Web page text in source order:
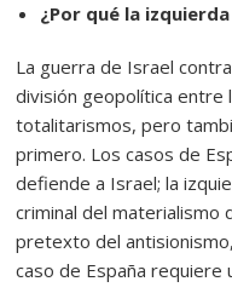
¿Por qué la
La guerra de Israel
división geopolítica entre
totalitarismos, pero
primero. Los casos de
defiende a Israel; la
criminal del materialismo
pretexto del
caso de España requiere